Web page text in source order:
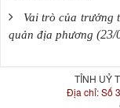
Vai trò của trưởng
quản địa phương (23/
TỈNH UỶ
Địa chỉ:Số